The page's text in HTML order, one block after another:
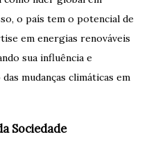
o país tem o potencial de
em energias renováveis
sua influência e
mudanças climáticas em
Sociedade